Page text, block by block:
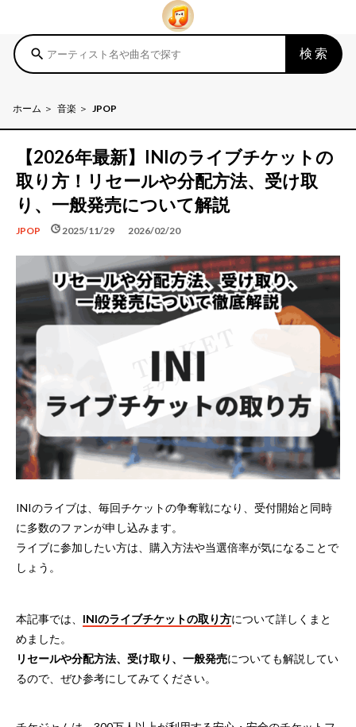
search 検索
ホーム 音楽 JPOP
【2026年最新】INIのライブチケットの
取り方！リセールや分配方法、受け取
り、一般発売について解説
JPOP schedule 2025/11/29
update 2026/02/20
INIのライブは、毎回チケットの争奪戦になり、受付開始と同時
に多数のファンが申し込みます。
ライブに参加したい方は、購入方法や当選倍率が気になることで
しょう。
本記事では、 INIのライブチケットの取り方について詳しくまと
めました。
リセールや分配方法、受け取り、一般発売についても解説してい
るので、ぜひ参考にしてみてください。